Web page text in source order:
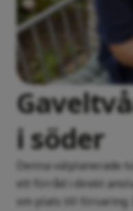
i söder
Denna välplanerade
ett förråd i direkt
om plats till